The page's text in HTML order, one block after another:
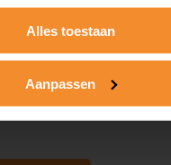
Alles toestaan
Aanpassen
van het perceel en